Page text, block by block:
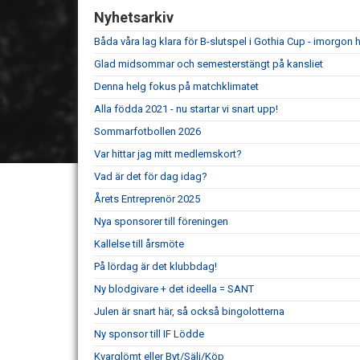
Nyhetsarkiv
Båda våra lag klara för B-slutspel i Gothia Cup - imorgon
Glad midsommar och semesterstängt på kansliet
Denna helg fokus på matchklimatet
Alla födda 2021 - nu startar vi snart upp!
Sommarfotbollen 2026
Var hittar jag mitt medlemskort?
Vad är det för dag idag?
Årets Entreprenör 2025
Nya sponsorer till föreningen
Kallelse till årsmöte
På lördag är det klubbdag!
Ny blodgivare + det ideella = SANT
Julen är snart här, så också bingolotterna
Ny sponsor till IF Lödde
Kvarglömt eller Byt/Sälj/Köp